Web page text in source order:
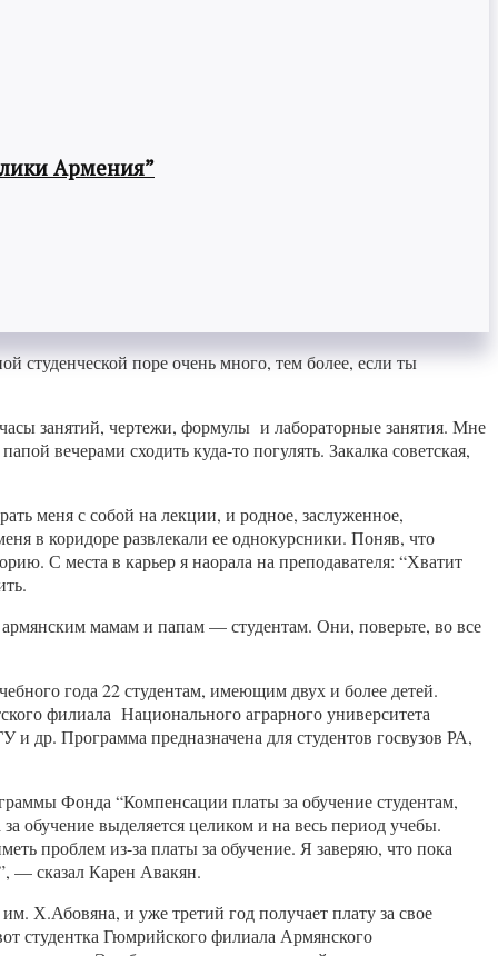
Армения”
студенческой поре очень много, тем более, если ты
занятий, чертежи, формулы и лабораторные занятия. Мне
вечерами сходить куда-то погулять. Закалка советская,
меня с собой на лекции, и родное, заслуженное,
в коридоре развлекали ее однокурсники. Поняв, что
С места в карьер я наорала на преподавателя: “Хватит
мамам и папам — студентам. Они, поверьте, во все
года 22 студентам, имеющим двух и более детей.
филиала Национального аграрного университета
др. Программа предназначена для студентов госвузов РА,
Фонда “Компенсации платы за обучение студентам,
обучение выделяется целиком и на весь период учебы.
проблем из-за платы за обучение. Я заверяю, что пока
— сказал Карен Авакян.
Х.Абовяна, и уже третий год получает плату за свое
студентка Гюмрийского филиала Армянского